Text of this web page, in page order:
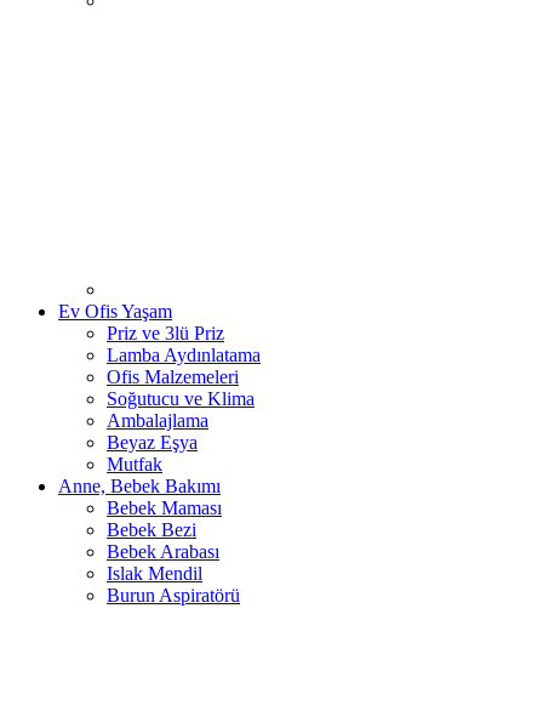
Ev Ofis Yaşam
Priz ve 3lü Priz
Lamba Aydınlatama
Ofis Malzemeleri
Soğutucu ve Klima
Ambalajlama
Beyaz Eşya
Mutfak
Anne, Bebek Bakımı
Bebek Maması
Bebek Bezi
Bebek Arabası
Islak Mendil
Burun Aspiratörü